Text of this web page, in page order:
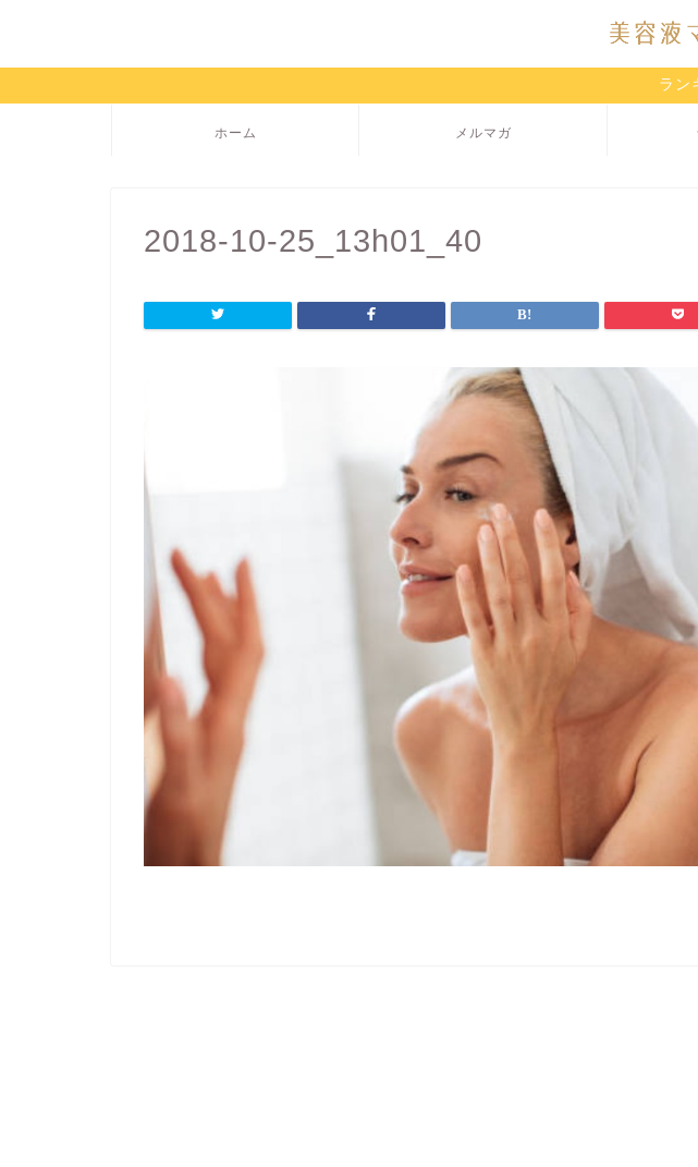
ラン
ホーム メルマガ
2018-10-25_13h01_40